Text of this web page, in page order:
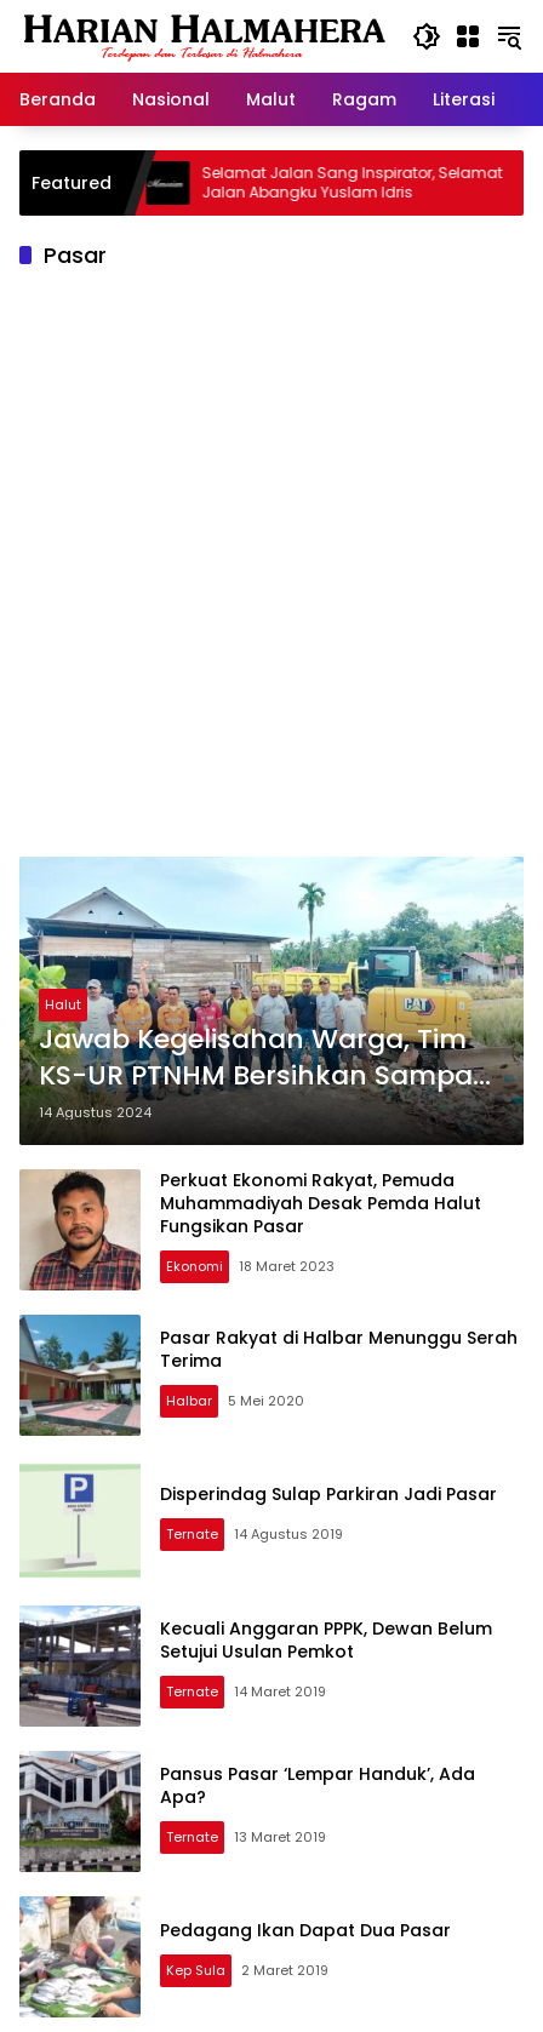
Langsung
Beranda
Nasional Malut Ragam Literasi
Featured
Selamat Jalan Sang Inspirator, Selamat
Jalan Abangku Yuslam Idris
Pasar
Halut
Jawab Kegelisahan Warga, Tim
KS-UR PTNHM Bersihkan Sampah
Hingga Buat Penampungannya di
Pasar Malifut
14 Agustus 2024
Perkuat Ekonomi Rakyat, Pemuda
Muhammadiyah Desak Pemda Halut
Fungsikan Pasar
Ekonomi 18 Maret 2023
Pasar Rakyat di Halbar Menunggu Serah
Terima
Halbar 5 Mei 2020
Disperindag Sulap Parkiran Jadi Pasar
Ternate 14 Agustus 2019
Kecuali Anggaran PPPK, Dewan Belum
Setujui Usulan Pemkot
Ternate 14 Maret 2019
Pansus Pasar ‘Lempar Handuk’, Ada
Apa?
Ternate 13 Maret 2019
Pedagang Ikan Dapat Dua Pasar
Kep Sula 2 Maret 2019